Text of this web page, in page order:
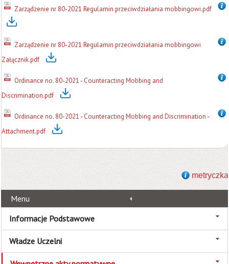
Zarządzenie nr 80-2021 Regulamin przeciwdziałania mobbingowi.pdf
Zarządzenie nr 80-2021 Regulamin przeciwdziałania mobbingowi
Załącznik.pdf
Ordinance no. 80-2021 - Counteracting Mobbing and
Discrimination.pdf
Ordinance no. 80-2021 - Counteracting Mobbing and Discrimination -
Attachment.pdf
metryczka
Menu
Informacje Podstawowe
Władze Uczelni